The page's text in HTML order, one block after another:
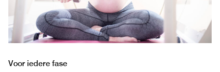
Voor iedere fase